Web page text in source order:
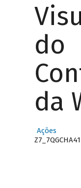
do
da
Ações